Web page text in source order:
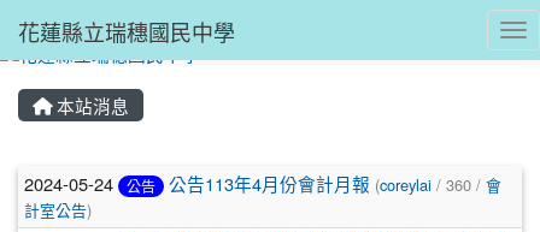
花蓮縣立瑞穗國民中學
本站消息
文章列表
2024-05-24 公告 公告113年4月份會計月報 (coreylai / 360 / 會
計室公告)